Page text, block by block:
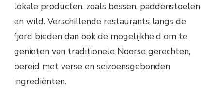
lokale producten, zoals bessen, paddenstoelen
en wild. Verschillende restaurants langs de
fjord bieden dan ook de mogelijkheid om te
genieten van traditionele Noorse gerechten,
bereid met verse en seizoensgebonden
ingrediënten.